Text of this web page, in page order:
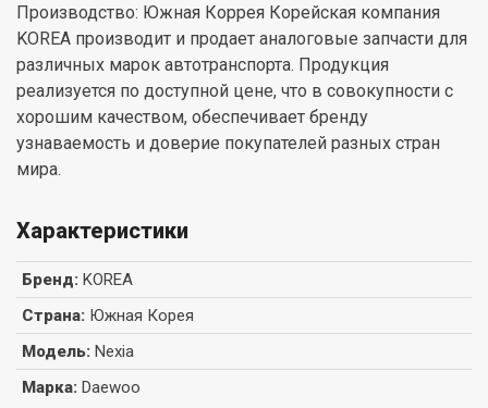
Производство: Южная Коррея Корейская компания
KOREA производит и продает аналоговые запчасти для
различных марок автотранспорта. Продукция
реализуется по доступной цене, что в совокупности с
хорошим качеством, обеспечивает бренду
узнаваемость и доверие покупателей разных стран
мира.
Характеристики
Бренд: KOREA
Страна: Южная Корея
Модель: Nexia
Марка: Daewoo